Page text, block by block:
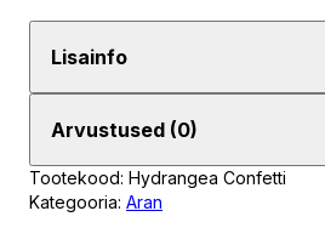
Tootekood: Hydrangea Confetti
Kategooria: Aran
Lisainfo
Arvustused (0)